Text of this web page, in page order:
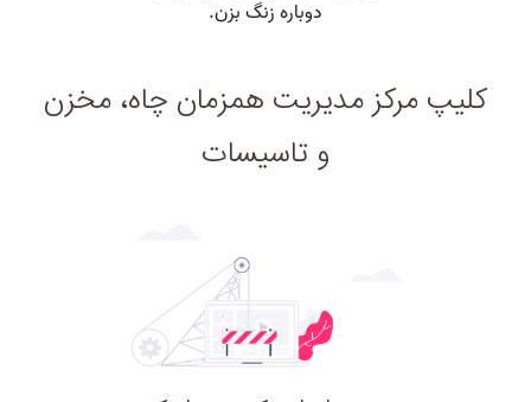
کلیپ مرکز مدیریت همزمان چاه، مخزن
و تاسیسات